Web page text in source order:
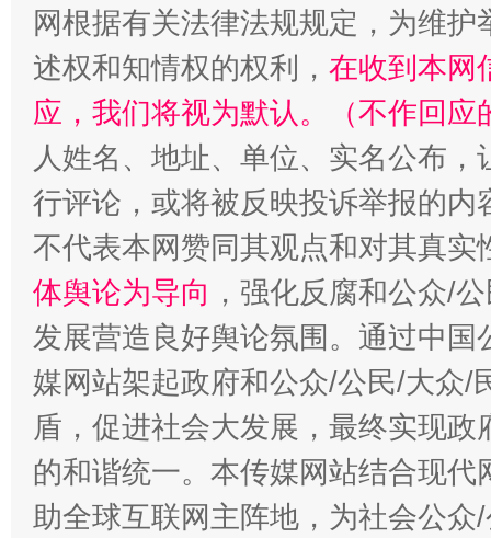
网根据有关法律法规规定，为维
述权和知情权的权利， 在收到本网
应，我们将视为默认。（不作回应
人姓名、地址、单位、实名公布
行评论，或将被反映投诉举报的
不代表本网赞同其观点和对其真实
体舆论为导向 ，强化反腐和公众/
发展营造良好舆论氛围。通过中
媒网站架起政府和公众/公民/大众/
盾，促进社会大发展，最终实现
的和谐统一。本传媒网站结合现
助全球互联网主阵地，为社会公